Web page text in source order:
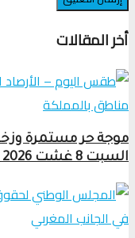
أخر المقالات
موجة حر مستمرة
السبت 8 غشت 2026 بالمغرب